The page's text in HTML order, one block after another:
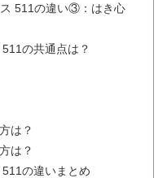
511の違い③：はき心
の共通点は？
は？
は？
の違いまとめ